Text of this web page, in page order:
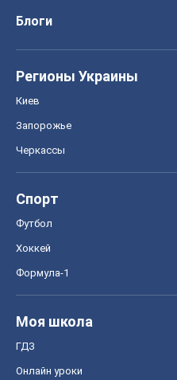
Блоги
Регионы Украины
Киев
Запорожье
Черкассы
Спорт
Футбол
Хоккей
Формула-1
Моя школа
ГДЗ
Онлайн уроки